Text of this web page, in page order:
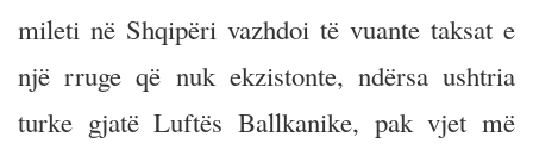
mileti në Shqipëri vazhdoi të vuante taksat e
një rruge që nuk ekzistonte, ndërsa ushtria
turke gjatë Luftës Ballkanike, pak vjet më